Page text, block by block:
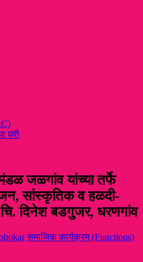
घरी
जळगांव यांच्या तर्फे
सांस्कृतिक व हळदी-
दिनेश बडगुजर, धरणगांव
समाजिक कार्यक्रम (Functions)